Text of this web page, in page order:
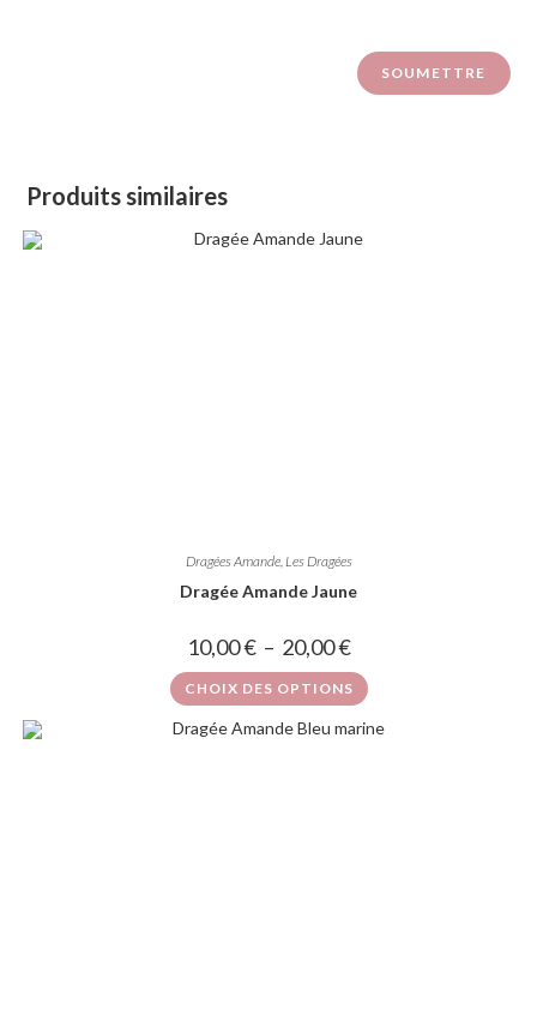
Produits similaires
Dragées Amande, Les Dragées
Dragée Amande Jaune
10,00€ – 20,00€
CHOIX DES OPTIONS